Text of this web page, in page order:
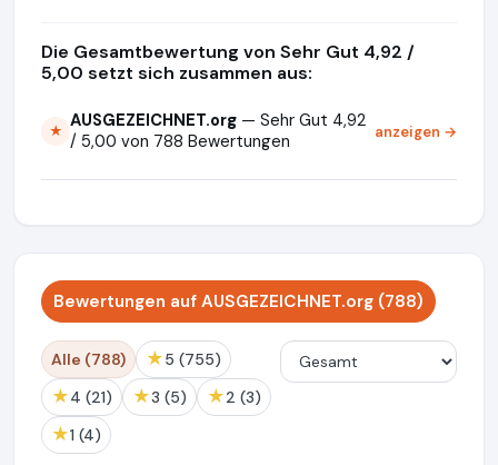
Die Gesamtbewertung von Sehr Gut 4,92 /
5,00 setzt sich zusammen aus:
★ AUSGEZEICHNET.org — Sehr Gut 4,92
/ 5,00 von 788 Bewertungen
anzeigen →
Bewertungen auf AUSGEZEICHNET.org (788)
Alle (788) ★ 5 (755)
★ 4 (21) ★ 3 (5) ★ 2 (3)
★ 1 (4)